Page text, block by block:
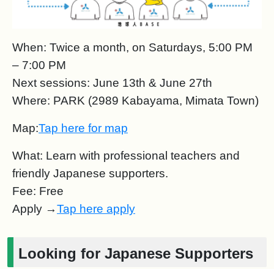
When: Twice a month, on Saturdays, 5:00 PM
– 7:00 PM
Next sessions: June 13th & June 27th
Where: PARK (2989 Kabayama, Mimata Town)
Map:Tap here for map
What: Learn with professional teachers and
friendly Japanese supporters.
Fee: Free
Apply →Tap here apply
Looking for Japanese Supporters